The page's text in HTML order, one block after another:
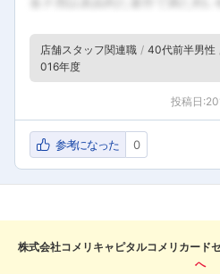
店舗スタッフ関連職 40代前半男性
016年度
投稿日:
参考になった 0
株式会社コメリキャピタルコメリカード
へ